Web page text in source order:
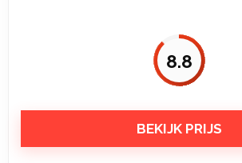
8.8
BEKIJK PRIJS